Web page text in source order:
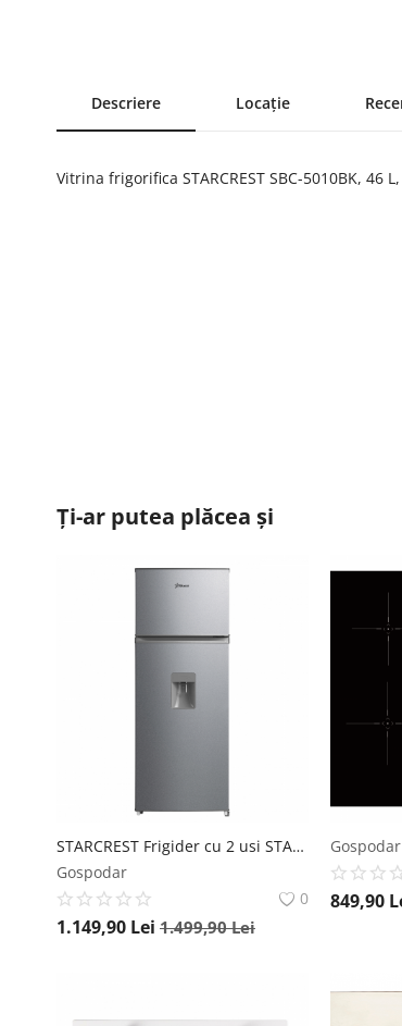
Descriere Locație
Vitrina frigorifica STARCREST SBC-5010BK,
Ți-ar putea plăcea și
STARCREST Frigider cu 2 usi STARCREST SF-204WD-SLE, 199 L, Clasa E, Dozator Apa, Iluminare LED, Termostat Ajustabil, Usi reversibile, H 143 cm, Argintiu
Gospodar
0
1.149,90 Lei 1.499,90Lei
Gospodar
849,90